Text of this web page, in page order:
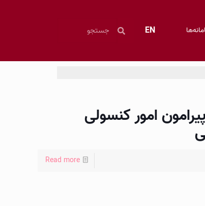
EN
«شماره 9» پیرامون امور کنسولی
Read more